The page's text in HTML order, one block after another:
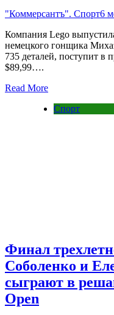
"Коммерсантъ". Спорт6
Компания Lego
немецкого гонщика
735 деталей, поступит в
$89,99….
Read More
Спорт
Финал
Соболенко и
сыграют в
Open